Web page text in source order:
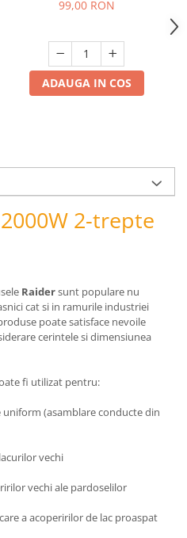
99,00 RON
ADAUGA IN COS
2-trepte
Raidersunt populare nu
cat si in ramurile industriei
poate satisface nevoile
cerintele si dimensiunea
fi utilizat pentru:
(asamblare conducte din
vechi
vechi ale pardoselilor
a acoperirilor de lac proaspat